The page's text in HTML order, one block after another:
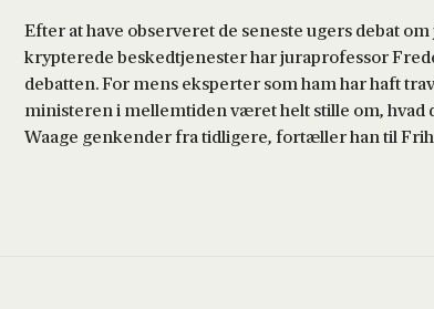
Efter at have observeret de seneste ugers debat
krypterede beskedtjenester har juraprofessor
debatten. For mens eksperter som ham har haft
ministeren i mellemtiden været helt stille om, hvad
Waage genkender fra tidligere, fortæller han til